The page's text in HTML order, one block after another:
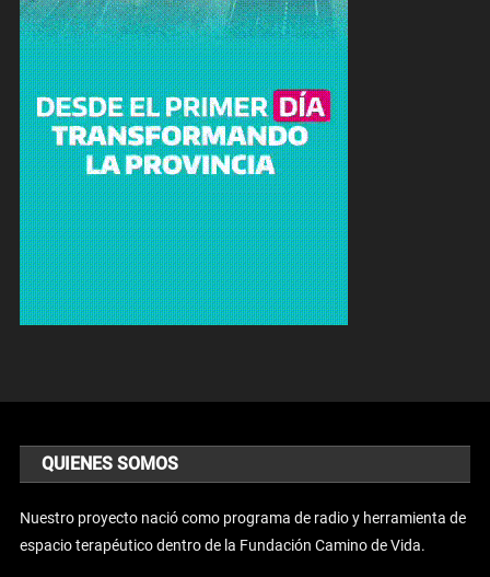
QUIENES SOMOS
Nuestro proyecto nació como programa de radio y herramienta de
espacio terapéutico dentro de la Fundación Camino de Vida.